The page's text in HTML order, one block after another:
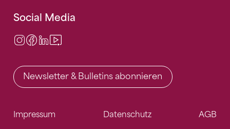
Social Media
Instagram
Facebook
LinkedIn
Newsletter & Bulletins abonnieren
Impressum Datenschutz AGB